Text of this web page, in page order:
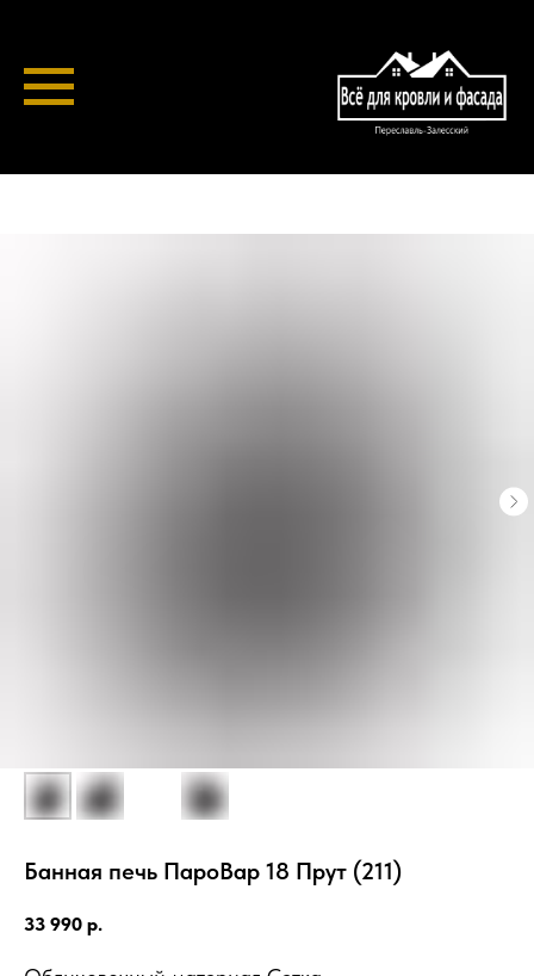
Банная печь ПароВар 18 Прут (211)
33 990 р.